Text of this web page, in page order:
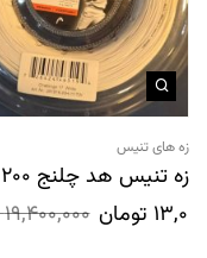
زه های تنیس
زه تنیس هد چلنج 200 متری
19,400,000 تومان